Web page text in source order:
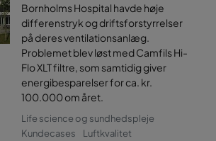
Bornholms Hospital havde høje
differenstryk og driftsforstyrrelser
på deres ventilationsanlæg.
Problemet blev løst med Camfils Hi-
Flo XLT filtre, som samtidig giver
energibesparelser for ca. kr.
100.000 om året.
Life science og sundhedspleje
Kundecases
Luftkvalitet